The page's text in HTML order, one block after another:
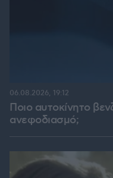
Ποιο αυτοκίνητο
ανεφοδιασμό;
06.08.2026, 19:12